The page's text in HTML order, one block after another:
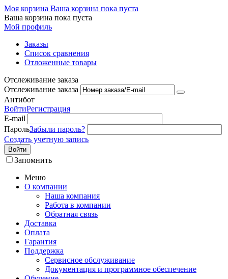
Моя корзина Ваша корзина пока пуста
Ваша корзина пока пуста
Мой профиль
Заказы
Список сравнения
Отложенные товары
Отслеживание заказа
Отслеживание заказа
Антибот
ВойтиРегистрация
E-mail
ПарольЗабыли пароль?
Создать учетную запись
Войти
Запомнить
Меню
О компании
Наша компания
Работа в компании
Обратная связь
Доставка
Оплата
Гарантия
Поддержка
Сервисное обслуживание
Документация и программное обеспечение